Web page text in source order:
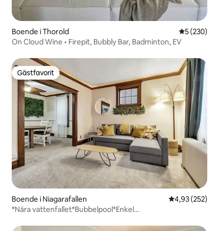
Boende i Thorold 5 av 5 i
5 (230)
On Cloud Wine • Firepit, Bubbly Bar, Badminton, EV
Gästfavorit
Gästfavorit
Boende i Niagarafallen 4,93 av 5 i
4,93 (252)
*Nära vattenfallet*Bubbelpool*Enkel